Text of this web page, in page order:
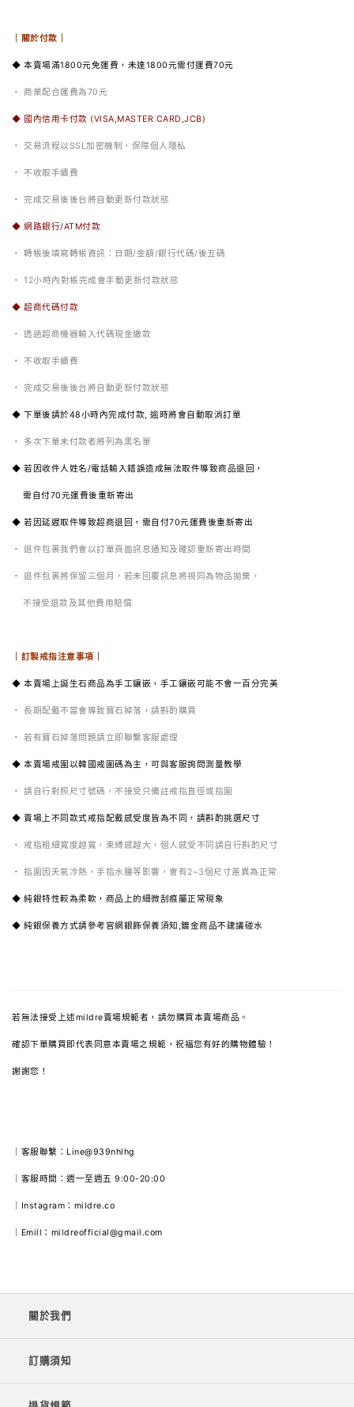
｜關於付款｜
◆ 本賣場滿1800元免運費，未達1800元需付運費70元
・ 商業配合運費為70元
◆ 國內信用卡付款 (VISA,MASTER CARD,JCB)
・ 交易流程以SSL加密機制，保障個人隱私
・ 不收取手續費
・ 完成交易後後台將自動更新付款狀態
◆ 網路銀行/ATM付款
・ 轉帳後填寫轉帳資訊：日期/金額/銀行代碼/後五碼
・ 12小時內對帳完成會手動更新付款狀態
◆ 超商代碼付款
・ 透過超商機器輸入代碼現金繳款
・ 不收取手續費
・ 完成交易後後台將自動更新付款狀態
◆ 下單後請於48小時內完成付款, 逾時將會自動取消訂單
・ 多次下單未付款者將列為黑名單
◆ 若因收件人姓名/電話輸入錯誤造成無法取件導致商品退回，
需自付70元運費後重新寄出
◆ 若因延遲取件導致超商退回，需自付70元運費後重新寄出
・ 退件包裹我們會以訂單頁面訊息通知及確認重新寄出時間
・ 退件包裹將保留三個月，若未回覆訊息將視同為物品拋棄，
不接受退款及其他費用賠償
｜訂製戒指注意事項｜
◆ 本賣場上誕生石商品為手工鑲嵌，手工鑲嵌可能不會一百分完美
・ 長期配戴不當會導致寶石掉落，請斟酌購買
・ 若有寶石掉落問題請立即聯繫客服處理
◆ 本賣場戒圍以韓國戒圍碼為主，可與客服詢問測量教學
・ 請自行對照尺寸號碼，不接受只備註戒指直徑或指圍
◆ 賣場上不同款式戒指配戴感受度皆為不同，請斟酌挑選尺寸
・ 戒指粗細寬度越寬，束縛感越大，個人感受不同請自行斟酌尺寸
・ 指圍因天氣冷熱，手指水腫等影響，會有2~3個尺寸差異為正常
◆ 純銀特性較為柔軟，商品上的細微刮痕屬正常現象
◆ 純銀保養方式請參考官網銀飾保養須知,鍍金商品不建議碰水
若無法接受上述mildre賣場規範者，請勿購買本賣場商品。
確認下單購買即代表同意本賣場之規範，祝福您有好的購物體驗！
謝謝您！
｜客服聯繫：Line@939nhlhg
｜客服時間：週一至週五 9:00-20:00
｜Instagram：mildre.co
｜Emill：mildreofficial@gmail.com
關於我們
訂購須知